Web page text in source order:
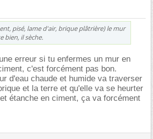
pisé, lame d'air, brique plâtrière) le mur
bien, il sèche.
erreur si tu enfermes un mur en
c'est forcément pas bon.
d'eau chaude et humide va traverser
et la terre et qu'elle va se heurter
étanche en ciment, ça va forcément